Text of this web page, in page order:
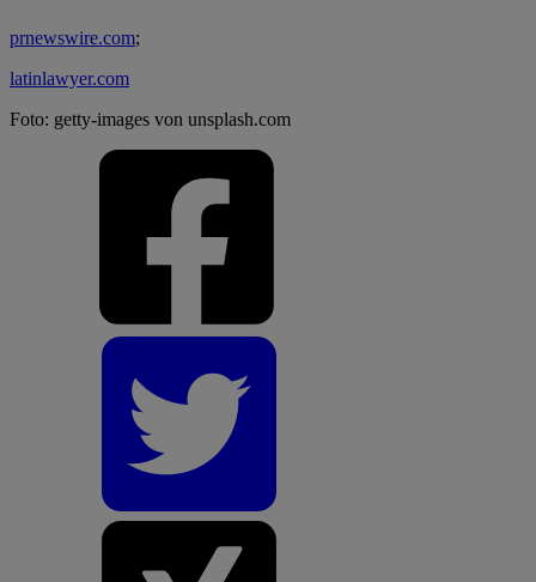
prnewswire.com;
latinlawyer.com
Foto: getty-images von unsplash.com